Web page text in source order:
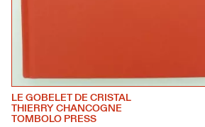
LE GOBELET DE CRISTAL
THIERRY CHANCOGNE
TOMBOLO PRESS